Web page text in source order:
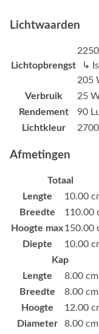
Lichtwaarden
Lichtopbrengst
↳
205
Verbruik
25
Rendement
90
Lichtkleur
Afmetingen
Totaal
Lengte
10.00
Breedte
110.00
Hoogte max150.00
Diepte
10.00
Kap
Lengte
8.00 cm
Breedte
8.00 cm
Hoogte
12.00
Diameter
8.00 cm